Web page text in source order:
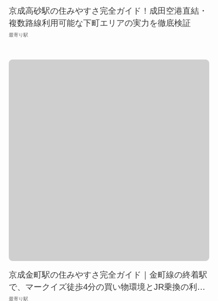
京成高砂駅の住みやすさ完全ガイド！成田空港直結・
複数路線利用可能な下町エリアの実力を徹底検証
最寄り駅
京成金町駅の住みやすさ完全ガイド｜金町線の終着駅
で、マークイズ徒歩4分の買い物環境とJR乗換の利便
最寄り駅